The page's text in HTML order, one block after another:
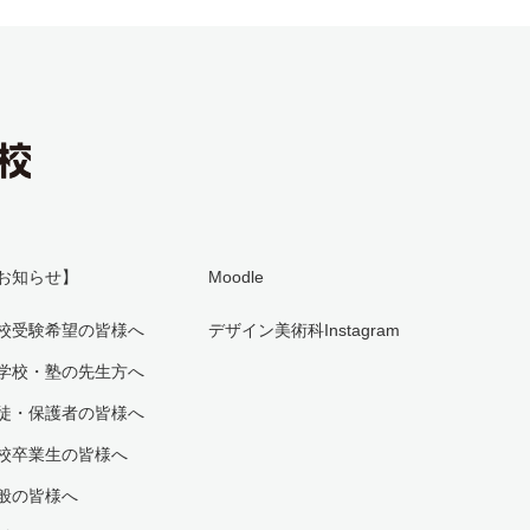
知らせ】
受験希望の皆様へ
校・塾の先生方へ
・保護者の皆様へ
卒業生の皆様へ
の皆様へ
Moodle
デザイン美術科Instagram